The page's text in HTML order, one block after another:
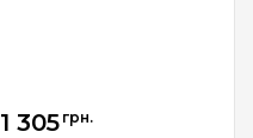
1 305 грн.